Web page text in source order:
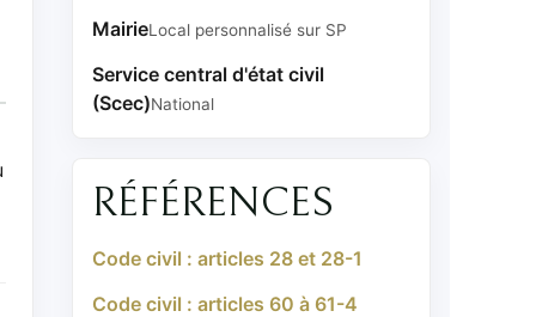
MairieLocal personnalisé sur SP
Service central d'état civil
(Scec)National
RÉFÉRENCES
Code civil : articles 28 et 28-1
Code civil : articles 60 à 61-4